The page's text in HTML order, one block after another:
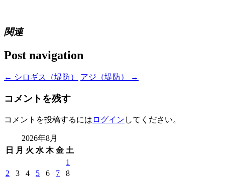
関連
Post navigation
← シロギス（堤防） アジ（堤防） →
コメントを残す
コメントを投稿するには ログイン してください。
2026年8月
日
月 火 水 木 金 土
1
2
3 4 5 6 7
8